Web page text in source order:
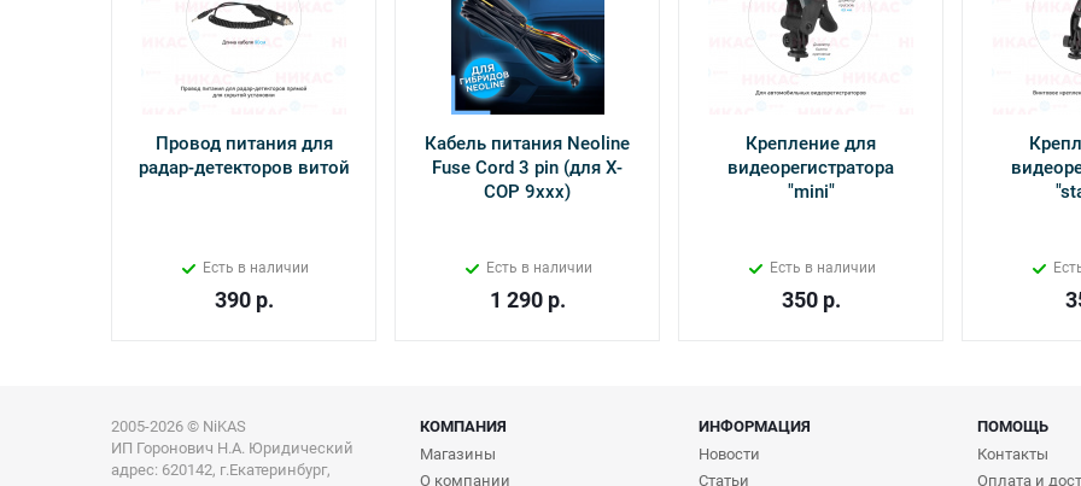
Провод питания для
радар-детекторов витой
Есть в наличии
390р.
Кабель питания Neoline
Fuse Cord 3 pin (для Х-
СОР 9ххх)
Есть в наличии
1 290р.
Крепление для
видеорегистратора
"mini"
Есть в наличии
350р.
2005-2026 © NiKAS
ИП Горонович Н.А. Юридический
адрес: 620142, г.Екатеринбург,
КОМПАНИЯ ИНФОРМАЦИЯ
ПОМОЩЬ
Магазины
О компании
Новости
Статьи
Контакты
Оплата и